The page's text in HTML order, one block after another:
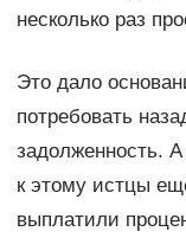
несколько раз
Это дало
потребовать
задолженность.
к этому истцы
выплатили